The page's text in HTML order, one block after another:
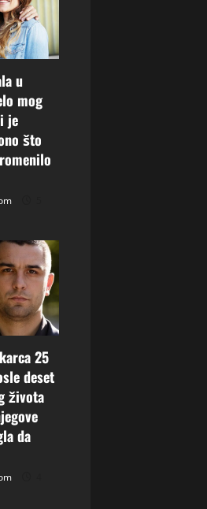
u
mog
je
što
25
deset
života
da